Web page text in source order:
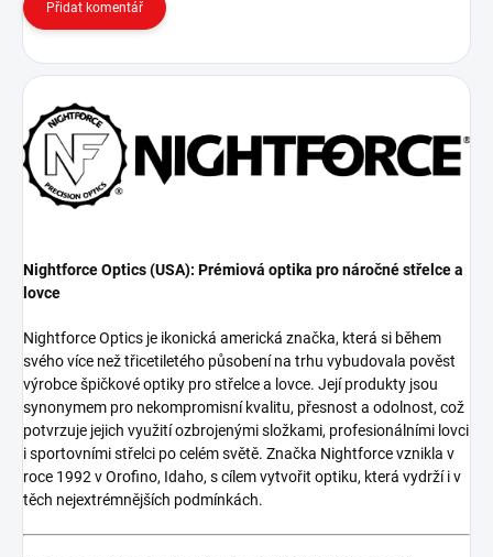
Přidat komentář
Nightforce Optics (USA): Prémiová optika pro náročné střelce a
lovce
Nightforce Optics je ikonická americká značka, která si během
svého více než třicetiletého působení na trhu vybudovala pověst
výrobce špičkové optiky pro střelce a lovce. Její produkty jsou
synonymem pro nekompromisní kvalitu, přesnost a odolnost, což
potvrzuje jejich využití ozbrojenými složkami, profesionálními lovci
i sportovními střelci po celém světě. Značka Nightforce vznikla v
roce 1992 v Orofino, Idaho, s cílem vytvořit optiku, která vydrží i v
těch nejextrémnějších podmínkách.